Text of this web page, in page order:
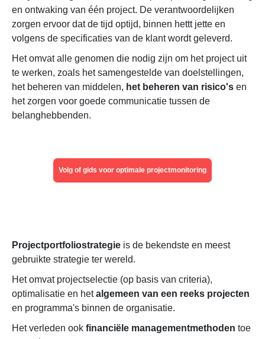
en ontwaking van één project. De verantwoordelijken
zorgen ervoor dat de tijd optijd, binnen hettt jette en
volgens de specificaties van de klant wordt geleverd.
Het omvat alle genomen die nodig zijn om het project uit
te werken, zoals het samengestelde van doelstellingen,
het beheren van middelen, het beheren van risico's en
het zorgen voor goede communicatie tussen de
belanghebbenden.
Volg of gids voor optimale projectmonitoring
Projectportfoliostrategie is de bekendste en meest
gebruikte strategie ter wereld.
Het omvat projectselectie (op basis van criteria),
optimalisatie en hetalgemeen van een reeks projecten
en programma's binnen de organisatie.
Hetverleden ook financiële managementmethoden toe